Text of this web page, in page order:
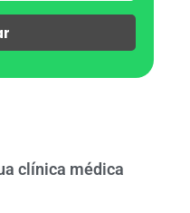
clínica médica